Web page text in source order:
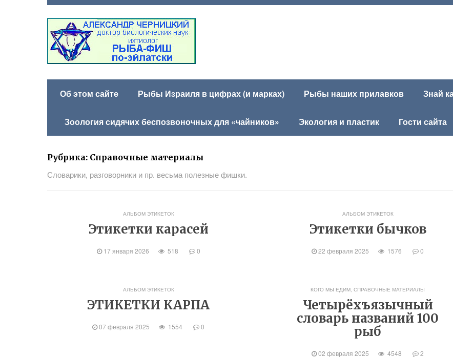
Об этом сайте Рыбы Израиля в цифрах (и марках) Рыбы наших прилавков Знай
Зоология сидячих беспозвоночных для «чайников» Экология и пластик Гости сайта
Рубрика: Справочные материалы
Словарики, разговорники и пр. весьма полезные фишки.
АЛЬБОМ ЭТИКЕТОК
Этикетки карасей
17 января 2026 518 0
АЛЬБОМ ЭТИКЕТОК
Этикетки бычков
22 февраля 2025 1576 0
АЛЬБОМ ЭТИКЕТОК
ЭТИКЕТКИ КАРПА
07 февраля 2025 1554 0
КОГО МЫ ЕДИМ ,СПРАВОЧНЫЕ МАТЕРИАЛЫ
Четырёхъязычный
словарь названий 100
рыб
02 февраля 2025 4548 2